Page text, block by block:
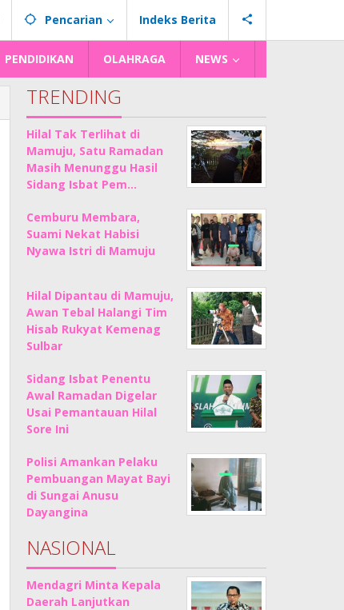
Pencarian Indeks Berita
PENDIDIKAN OLAHRAGA NEWS
TRENDING
Hilal Tak Terlihat di
Mamuju, Satu Ramadan
Masih Menunggu Hasil
Sidang Isbat Pem…
Cemburu Membara,
Suami Nekat Habisi
Nyawa Istri di Mamuju
Hilal Dipantau di Mamuju,
Awan Tebal Halangi Tim
Hisab Rukyat Kemenag
Sulbar
Sidang Isbat Penentu
Awal Ramadan Digelar
Usai Pemantauan Hilal
Sore Ini
Polisi Amankan Pelaku
Pembuangan Mayat Bayi
di Sungai Anusu
Dayangina
NASIONAL
Mendagri Minta Kepala
Daerah Lanjutkan